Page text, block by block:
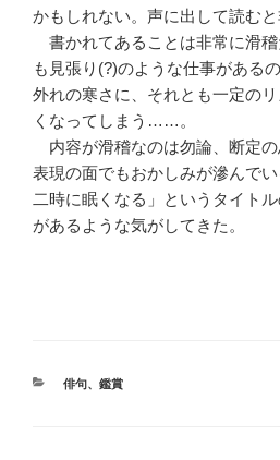
かもしれない。声に出して読むと
書かれてあることは非常に滑
も見張り(?)のような仕事がある
外れの寒さに、それとも一定の
くなってしまう……。
内容が滑稽なのは勿論、断定の
表現の面でもおかしみが滲んで
二時に眠くなる」というタイト
があるような気がしてきた。
カ
俳句、 鑑賞